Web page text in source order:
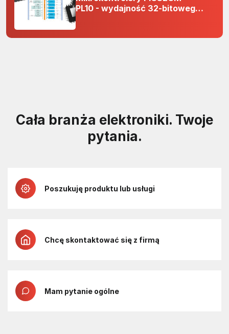
PL10 - wydajność 32-bitowego
projektach 5 V
Cała branża elektroniki. Twoje
pytania.
Poszukuję produktu lub usługi
Chcę skontaktować się z firmą
Mam pytanie ogólne